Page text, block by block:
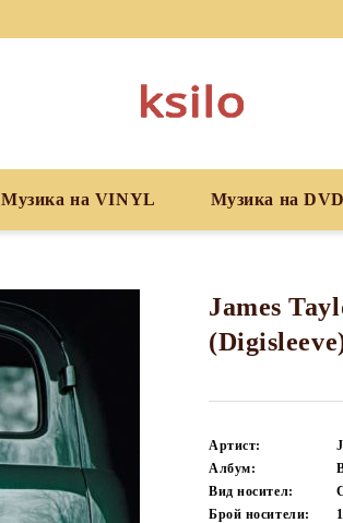
Музика на VINYL Музика на DVD
James
Артист:
Албум:
Вид носител:
Брой носители:
1